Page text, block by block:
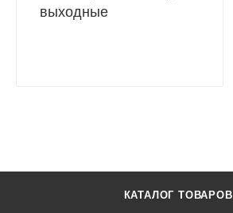
выходные
КАТАЛОГ ТОВАРОВ